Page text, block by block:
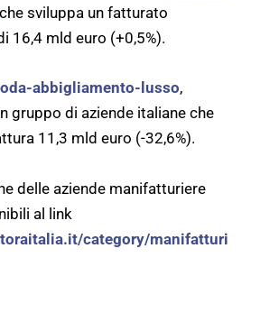
sviluppa un fatturato
16,4 mld euro (+0,5%).
abbigliamento-lusso,
gruppo di aziende italiane che
11,3 mld euro (-32,6%).
delle aziende manifatturiere
al link
category/manifatturi